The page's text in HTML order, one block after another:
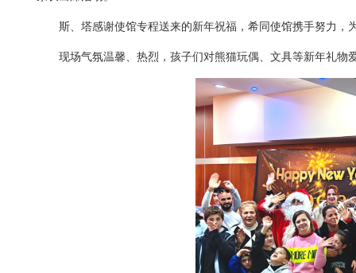
斯、塔感谢使馆专程送来的新年祝福，希同使馆携手努力，
现场气氛温馨、热烈，孩子们对熊猫玩偶、文具等新年礼物